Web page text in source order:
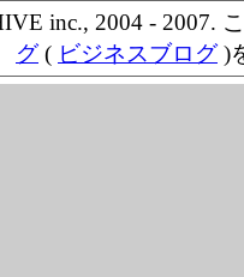
inc., 2004 - 2007.
グ( ビジネスブログ)